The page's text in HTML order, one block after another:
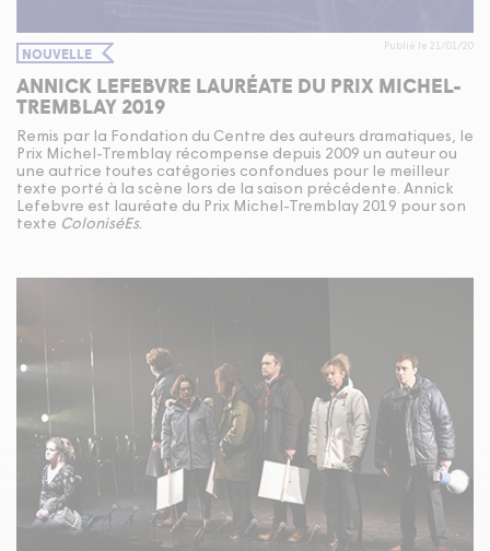
NOUVELLE Publié le 21/01/20
ANNICK LEFEBVRE LAURÉATE DU PRIX MICHEL-
TREMBLAY 2019
Remis par la Fondation du Centre des auteurs dramatiques, le
Prix Michel-Tremblay récompense depuis 2009 un auteur ou
une autrice toutes catégories confondues pour le meilleur
texte porté à la scène lors de la saison précédente. Annick
Lefebvre est lauréate du Prix Michel-Tremblay 2019 pour son
texte ColoniséEs.